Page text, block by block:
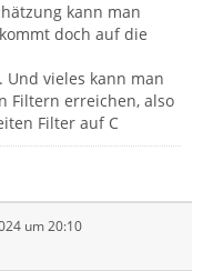
kann man
doch auf die
vieles kann man
Filtern erreichen, also
Filter auf C
um 20:10